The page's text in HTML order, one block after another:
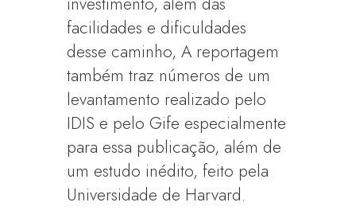
facilidades e dificuldades
desse caminho, A reportagem
também traz números de um
levantamento realizado pelo
IDIS e pelo Gife especialmente
para essa publicação, além de
um estudo inédito, feito pela
Universidade de Harvard.